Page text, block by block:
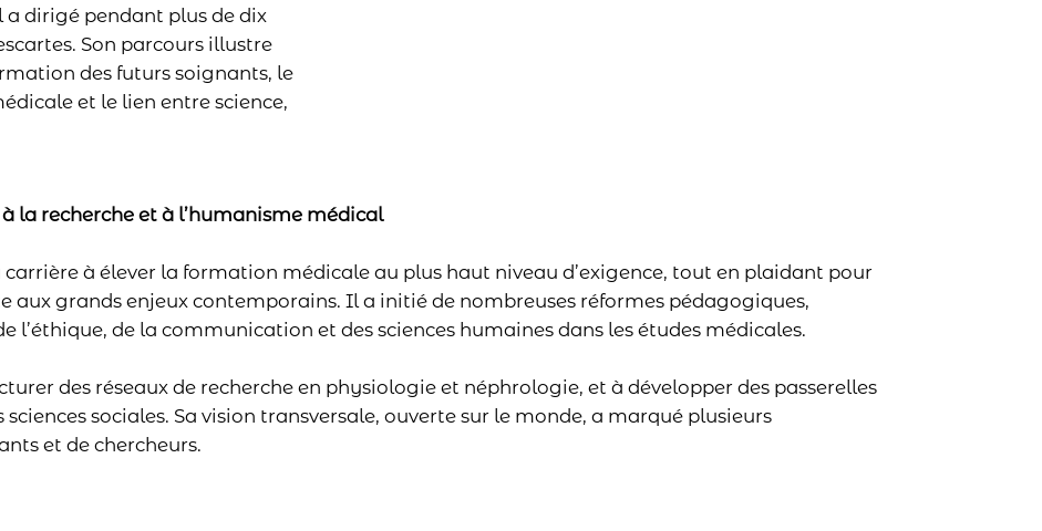
dirigé pendant plus de dix
Son parcours illustre
des futurs soignants, le
et le lien entre science,
la recherche et à l’humanisme médical
carrière à élever la formation médicale au plus haut niveau d’exigence, tout en plaidant pour
aux grands enjeux contemporains. Il a initié de nombreuses réformes pédagogiques,
l’éthique, de la communication et des sciences humaines dans les études médicales.
des réseaux de recherche en physiologie et néphrologie, et à développer des passerelles
sociales. Sa vision transversale, ouverte sur le monde, a marqué plusieurs
et de chercheurs.